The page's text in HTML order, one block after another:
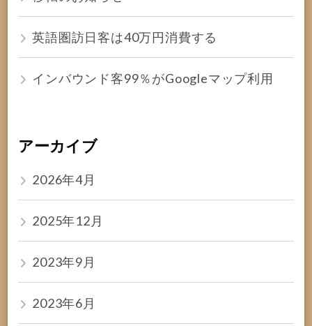
英語圏訪日客は40万円消費する
インバウンド客99％がGoogleマップ利用
アーカイブ
2026年4月
2025年12月
2023年9月
2023年6月